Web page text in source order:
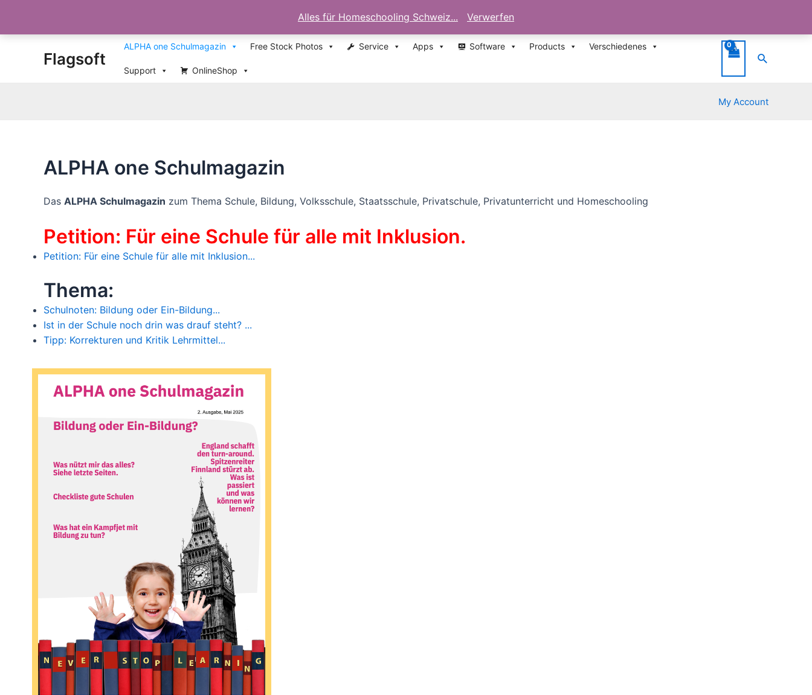
Alles für Homeschooling Schweiz...
Verwerfen
Flagsoft
ALPHA one Schulmagazin Free Stock Photos Service Apps Software Products Verschiedenes
Support OnlineShop
Suche
My Account
ALPHA one Schulmagazin
Das ALPHA Schulmagazin zum Thema Schule, Bildung, Volksschule, Staatsschule, Privatschule, Privatunterricht und Homeschooling
Petition: Für eine Schule für alle mit Inklusion.
Petition: Für eine Schule für alle mit Inklusion...
Thema:
Schulnoten: Bildung oder Ein-Bildung...
Ist in der Schule noch drin was drauf steht? ...
Tipp: Korrekturen und Kritik Lehrmittel...